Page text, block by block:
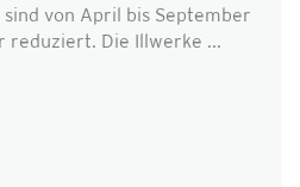
von April bis September
reduziert. Die Illwerke ...